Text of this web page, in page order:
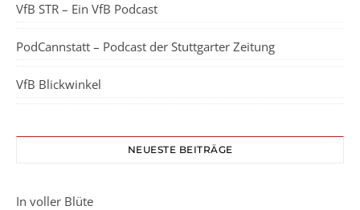
VfB STR – Ein VfB Podcast
PodCannstatt – Podcast der Stuttgarter Zeitung
VfB Blickwinkel
NEUESTE BEITRÄGE
In voller Blüte